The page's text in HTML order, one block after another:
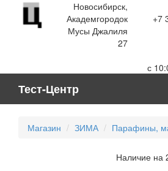
Новосибирск,
Академгородок
Мусы Джалиля
27
+7
с
Тест-Центр
Магазин ЗИМА Парафины,
Наличие на